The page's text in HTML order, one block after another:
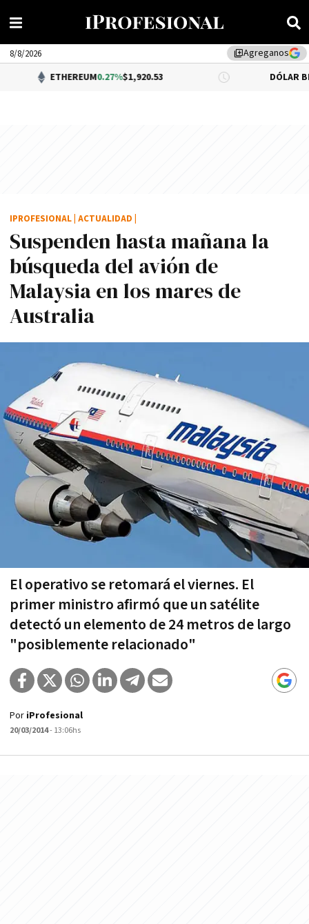
library_addAgreganos
8/8/2026
0.27%$1,920.53 DÓLAR BNA $1,520.00
Suspenden hasta mañana la
búsqueda del avión de
Malaysia en los mares de
Australia
El operativo se retomará el viernes. El
primer ministro afirmó que un satélite
detectó un elemento de 24 metros de largo
"posiblemente relacionado"
IPROFESIONAL ACTUALIDAD
Por iProfesional
20/03/2014- 13:06hs